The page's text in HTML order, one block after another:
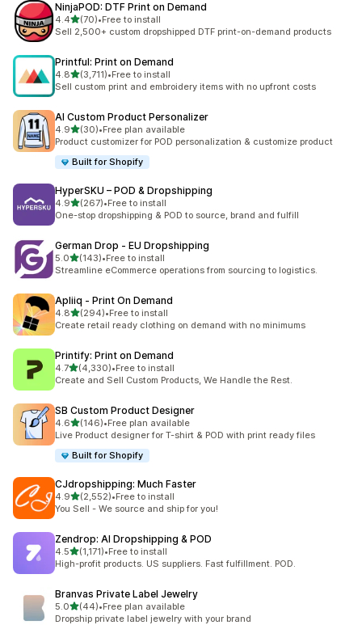
NinjaPOD: DTF Print on Demand
4.45つ星中
(70)
合計レビュー数：70件
•Free to install
Sell 2,500+ custom dropshipped DTF print-on-demand products
Printful: Print on Demand
4.85つ星中
(3,711)
合計レビュー数：3711件
•Free to install
Sell custom print and embroidery items with no upfront costs
AI Custom Product Personalizer
4.95つ星中
(30)
合計レビュー数：30件
•Free plan available
Product customizer for POD personalization & customize product
Built for Shopify
HyperSKU – POD & Dropshipping
4.95つ星中
(267)
合計レビュー数：267件
•Free to install
One-stop dropshipping & POD to source, brand and fulfill
German Drop ‑ EU Dropshipping
5.05つ星中
(143)
合計レビュー数：143件
•Free to install
Streamline eCommerce operations from sourcing to logistics.
Apliiq ‑ Print On Demand
4.85つ星中
(294)
合計レビュー数：294件
•Free to install
Create retail ready clothing on demand with no minimums
Printify: Print on Demand
4.75つ星中
(4,330)
合計レビュー数：4330件
•Free to install
Create and Sell Custom Products, We Handle the Rest.
SB Custom Product Designer
4.65つ星中
(146)
合計レビュー数：146件
•Free plan available
Live Product designer for T-shirt & POD with print ready files
Built for Shopify
CJdropshipping: Much Faster
4.95つ星中
(2,552)
合計レビュー数：2552件
•Free to install
You Sell - We source and ship for you!
Zendrop: AI Dropshipping & POD
4.55つ星中
(1,171)
合計レビュー数：1171件
•Free to install
High-profit products. US suppliers. Fast fulfillment. POD.
Branvas Private Label Jewelry
5.05つ星中
(44)
合計レビュー数：44件
•Free plan available
Dropship private label jewelry with your brand